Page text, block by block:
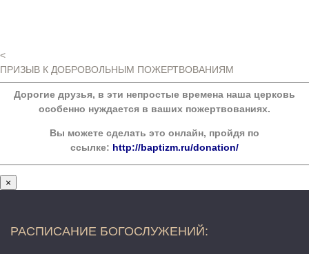
<
ПРИЗЫВ К ДОБРОВОЛЬНЫМ ПОЖЕРТВОВАНИЯМ
Дорогие друзья, в эти непростые времена наша церковь
особенно нуждается в ваших пожертвованиях.
Вы можете сделать это онлайн, пройдя по
ссылке: http://baptizm.ru/donation/
×
РАСПИСАНИЕ БОГОСЛУЖЕНИЙ: